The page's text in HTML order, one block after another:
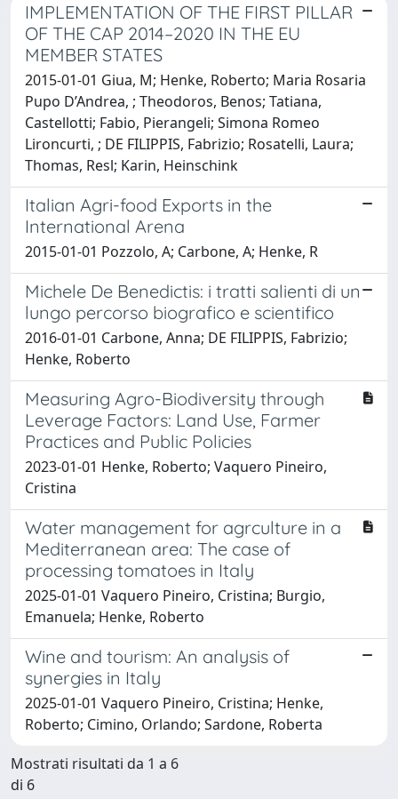
IMPLEMENTATION OF THE FIRST PILLAR
OF THE CAP 2014–2020 IN THE EU
MEMBER STATES
2015-01-01 Giua, M; Henke, Roberto; Maria Rosaria
Pupo D’Andrea, ; Theodoros, Benos; Tatiana,
Castellotti; Fabio, Pierangeli; Simona Romeo
Lironcurti, ; DE FILIPPIS, Fabrizio; Rosatelli, Laura;
Thomas, Resl; Karin, Heinschink
Italian Agri-food Exports in the
International Arena
2015-01-01 Pozzolo, A; Carbone, A; Henke, R
Michele De Benedictis: i tratti salienti di un
lungo percorso biografico e scientifico
2016-01-01 Carbone, Anna; DE FILIPPIS, Fabrizio;
Henke, Roberto
Measuring Agro-Biodiversity through
Leverage Factors: Land Use, Farmer
Practices and Public Policies
2023-01-01 Henke, Roberto; Vaquero Pineiro,
Cristina
Water management for agrculture in a
Mediterranean area: The case of
processing tomatoes in Italy
2025-01-01 Vaquero Pineiro, Cristina; Burgio,
Emanuela; Henke, Roberto
Wine and tourism: An analysis of
synergies in Italy
2025-01-01 Vaquero Pineiro, Cristina; Henke,
Roberto; Cimino, Orlando; Sardone, Roberta
Mostrati risultati da 1 a 6
di 6